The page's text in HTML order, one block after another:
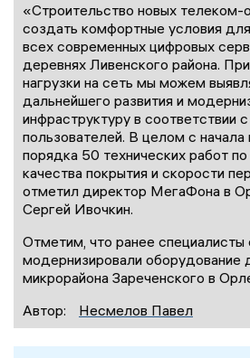
«Строительство новых телеком-
создать комфортные условия
всех современных цифровых
деревнях Ливенского района.
нагрузки на сеть мы можем
дальнейшего развития и
инфраструктуру в соответствии
пользователей. В целом с
порядка 50 технических работ
качества покрытия и скорости
отметил директор МегаФона в
Сергей Ивочкин.
Отметим, что ранее специалисты
модернизировали оборудование
микрорайона Зареченского в
Автор:
Несмелов Павел